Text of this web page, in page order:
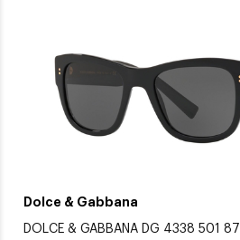
Dolce & Gabbana
DOLCE & GABBANA DG 4338 501 87